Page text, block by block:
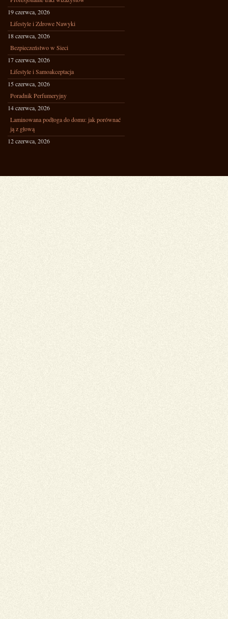
19 czerwca, 2026
Lifestyle i Zdrowe Nawyki
18 czerwca, 2026
Bezpieczeństwo w Sieci
17 czerwca, 2026
Lifestyle i Samoakceptacja
15 czerwca, 2026
Poradnik Perfumeryjny
14 czerwca, 2026
Laminowana podłoga do domu: jak porównać
ją z głową
12 czerwca, 2026